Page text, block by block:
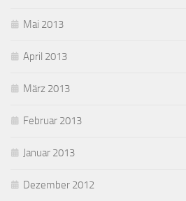
Mai 2013
April 2013
März 2013
Februar 2013
Januar 2013
Dezember 2012